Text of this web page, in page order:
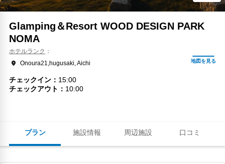
プラン 施設情報 周辺施設 口コミ
Glamping＆Resort WOOD DESIGN PARK
NOMA
ホテルランク
Onoura21,hugusaki, Aichi
チェックイン
15:00
チェックアウト
10:00